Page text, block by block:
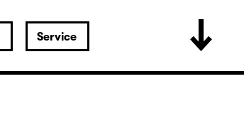
Service